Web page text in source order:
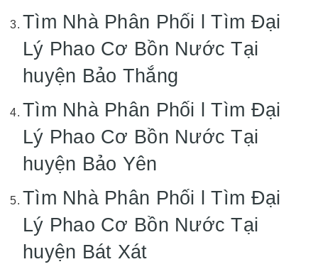
Tìm Nhà Phân Phối l Tìm Đại
Lý Phao Cơ Bồn Nước Tại
huyện Bảo Thắng
Tìm Nhà Phân Phối l Tìm Đại
Lý Phao Cơ Bồn Nước Tại
huyện Bảo Yên
Tìm Nhà Phân Phối l Tìm Đại
Lý Phao Cơ Bồn Nước Tại
huyện Bát Xát